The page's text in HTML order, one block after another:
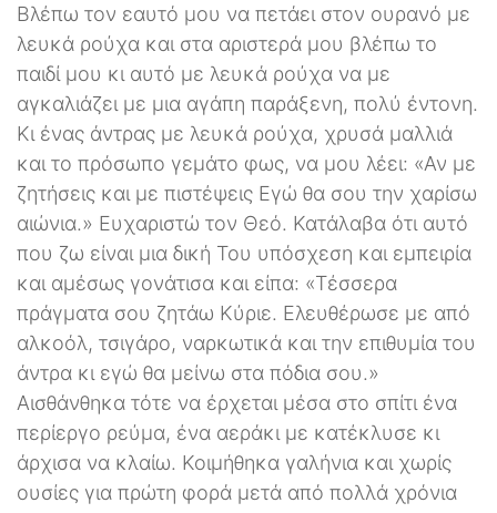
Βλέπω τον εαυτό μου να πετάει στον ουρανό με
λευκά ρούχα και στα αριστερά μου βλέπω το
παιδί μου κι αυτό με λευκά ρούχα να με
αγκαλιάζει με μια αγάπη παράξενη, πολύ έντονη.
Κι ένας άντρας με λευκά ρούχα, χρυσά μαλλιά
και το πρόσωπο γεμάτο φως, να μου λέει: «Αν με
ζητήσεις και με πιστέψεις Εγώ θα σου την χαρίσω
αιώνια.» Ευχαριστώ τον Θεό. Κατάλαβα ότι αυτό
που ζω είναι μια δική Του υπόσχεση και εμπειρία
και αμέσως γονάτισα και είπα: «Τέσσερα
πράγματα σου ζητάω Κύριε. Ελευθέρωσε με από
αλκοόλ, τσιγάρο, ναρκωτικά και την επιθυμία του
άντρα κι εγώ θα μείνω στα πόδια σου.»
Αισθάνθηκα τότε να έρχεται μέσα στο σπίτι ένα
περίεργο ρεύμα, ένα αεράκι με κατέκλυσε κι
άρχισα να κλαίω. Κοιμήθηκα γαλήνια και χωρίς
ουσίες για πρώτη φορά μετά από πολλά χρόνια